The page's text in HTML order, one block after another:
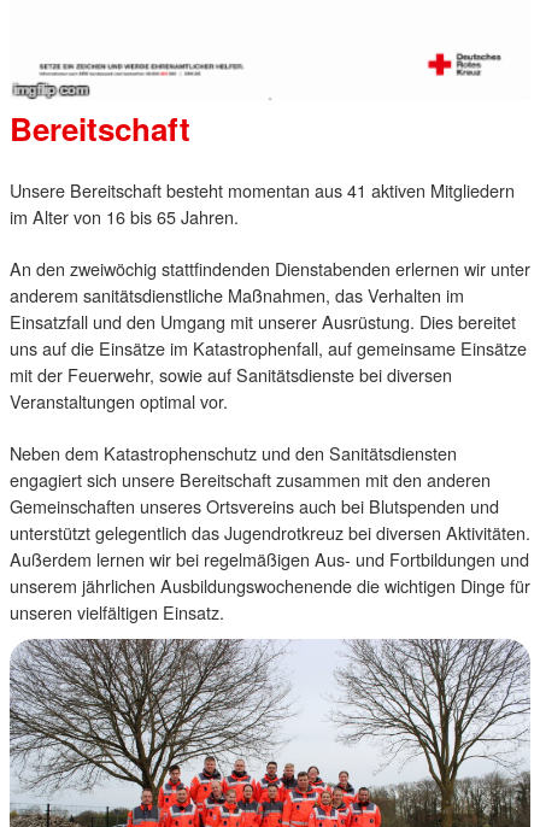
Bereitschaft
Unsere Bereitschaft besteht momentan aus 41 aktiven Mitgliedern
im Alter von 16 bis 65 Jahren.
An den zweiwöchig stattfindenden Dienstabenden erlernen wir unter
anderem sanitätsdienstliche Maßnahmen, das Verhalten im
Einsatzfall und den Umgang mit unserer Ausrüstung. Dies bereitet
uns auf die Einsätze im Katastrophenfall, auf gemeinsame Einsätze
mit der Feuerwehr, sowie auf Sanitätsdienste bei diversen
Veranstaltungen optimal vor.
Neben dem Katastrophenschutz und den Sanitätsdiensten
engagiert sich unsere Bereitschaft zusammen mit den anderen
Gemeinschaften unseres Ortsvereins auch bei Blutspenden und
unterstützt gelegentlich das Jugendrotkreuz bei diversen Aktivitäten.
Außerdem lernen wir bei regelmäßigen Aus- und Fortbildungen und
unserem jährlichen Ausbildungswochenende die wichtigen Dinge für
unseren vielfältigen Einsatz.